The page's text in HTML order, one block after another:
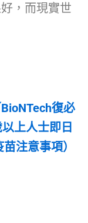
，而現實世
復必
上人士即日
注意事項）